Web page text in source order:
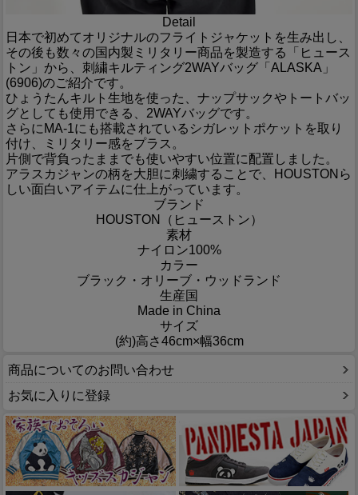
Detail
日本で初めてオリジナルのフライトジャケットを生み出し、
その後も数々の国内製ミリタリー商品を製造する「ヒュース
トン」から、刺繍キルティング2WAYバッグ「ALASKA」
(6906)のご紹介です。
ひょうたんキルト生地を使った、ナップサックやトートバッ
グとしても使用できる、2WAYバッグです。
さらにMA-1にも搭載されているシガレットポケットを取り
付け、ミリタリー感をプラス。
片側で背負ったままでも使いやすい位置に配置しました。
アラスカジャンの柄を大胆に刺繍することで、HOUSTONら
しい面白いアイテムに仕上がっています。
ブランド
HOUSTON（ヒューストン）
素材
ナイロン100%
カラー
ブラック・オリーブ・ウッドランド
生産国
Made in China
サイズ
(約)高さ46cm×幅36cm
商品についてのお問い合わせ
お気に入りに登録